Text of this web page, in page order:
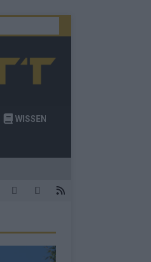
WISSEN